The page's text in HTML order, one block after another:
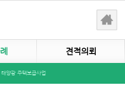
견적의뢰
태양광 주택보급사업